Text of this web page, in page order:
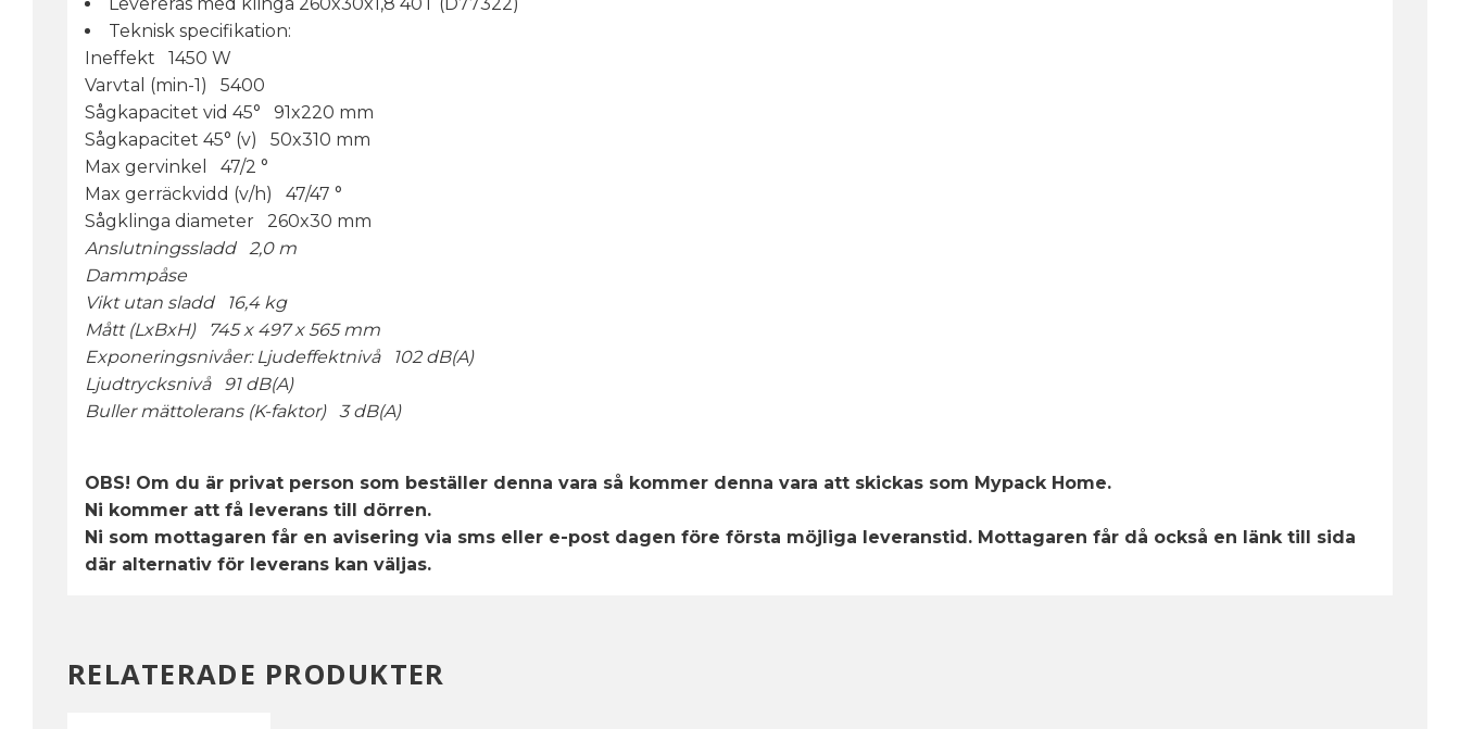
Teknisk specifikation:
Ineffekt 1450 W
Varvtal (min-1) 5400
Sågkapacitet vid 45° 91x220 mm
Sågkapacitet 45° (v) 50x310 mm
Max gervinkel 47/2 °
Max gerräckvidd (v/h) 47/47 °
Sågklinga diameter 260x30 mm
Anslutningssladd 2,0 m
Dammpåse
Vikt utan sladd 16,4 kg
Mått (LxBxH) 745 x 497 x 565 mm
Exponeringsnivåer: Ljudeffektnivå 102 dB(A)
Ljudtrycksnivå 91 dB(A)
Buller mättolerans (K-faktor) 3 dB(A)
OBS! Om du är privat person som beställer denna vara så kommer denna vara att skickas som Mypack Home.
Ni kommer att få leverans till dörren.
Ni som mottagaren får en avisering via sms eller e-post dagen före första möjliga leveranstid. Mottagaren får då också en länk till sida
där alternativ för leverans kan väljas.
RELATERADE PRODUKTER